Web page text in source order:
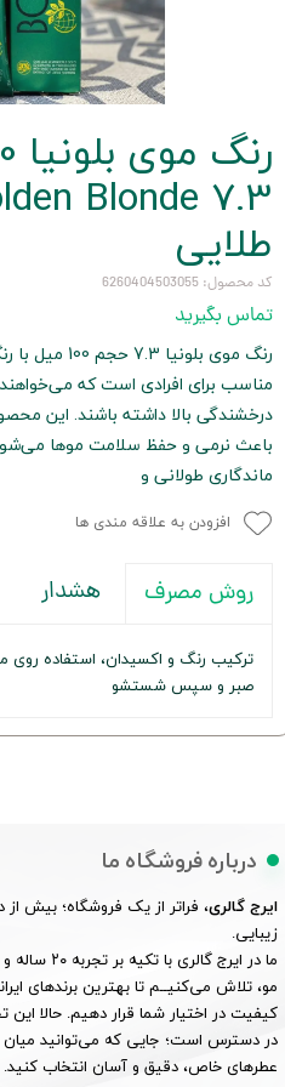
طلایی
کد محصول: 6260404503055
تماس بگیرید
رنگ موی
مناسب برای افرادی است که
درخشندگی بالا داشته باشند. این
باعث نرمی و حفظ سلامت موها می‌شود.
ماندگاری طولانی و
افزودن به علاقه مندی ها
روش مصرف هشدار
صبر و سپس شستشو
درباره فروشگاه ما
ایرج گالری، فراتر از یک فروشگاه؛ بیش از
زیبایی.
ما در ایرج
مو، تلاش می‌کنیــم تا بهترین برندهای
کیفیت در اختیار شما قرار دهیم. حالا این
در دسترس است؛ جایی که می‌توانید میان
عطرهای خاص، دقیق و آسان انتخاب کنید.